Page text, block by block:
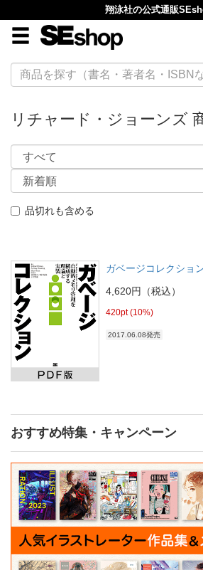
翔泳社の公式通販
リチャード・ジョーンズ
品切れも含める
ガベージコレクショ
4,620円（税込）
420pt (10%)
2017.06.08発売
おすすめ特集・キャンペーン